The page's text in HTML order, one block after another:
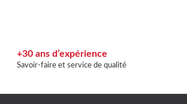
+30 ans d’expérience
Savoir-faire et service de qualité